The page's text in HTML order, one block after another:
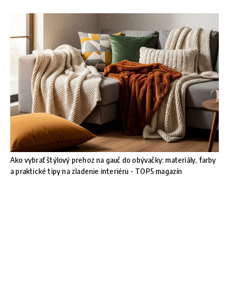
Ako vybrať štýlový prehoz na gauč do obývačky: materiály, farby
a praktické tipy na zladenie interiéru - TOP5 magazín